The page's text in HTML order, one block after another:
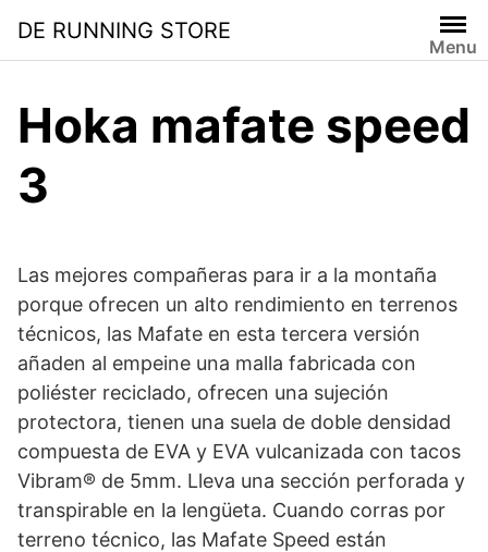
contenido
DE RUNNING STORE
Menu
Hoka mafate speed
3
Las mejores compañeras para ir a la montaña
porque ofrecen un alto rendimiento en terrenos
técnicos, las Mafate en esta tercera versión
añaden al empeine una malla fabricada con
poliéster reciclado, ofrecen una sujeción
protectora, tienen una suela de doble densidad
compuesta de EVA y EVA vulcanizada con tacos
Vibram® de 5mm. Lleva una sección perforada y
transpirable en la lengüeta. Cuando corras por
terreno técnico, las Mafate Speed están